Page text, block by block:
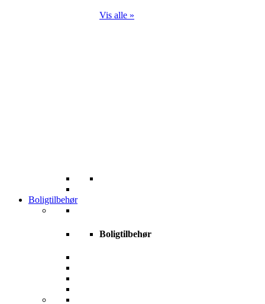
Vis alle »
Boligtilbehør
Boligtilbehør